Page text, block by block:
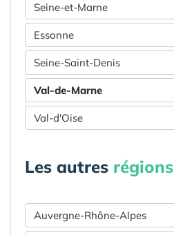
Seine-et-Marne
Essonne
Seine-Saint-Denis
Val-de-Marne
Val-d'Oise
Les autres régions
Auvergne-Rhône-Alpes